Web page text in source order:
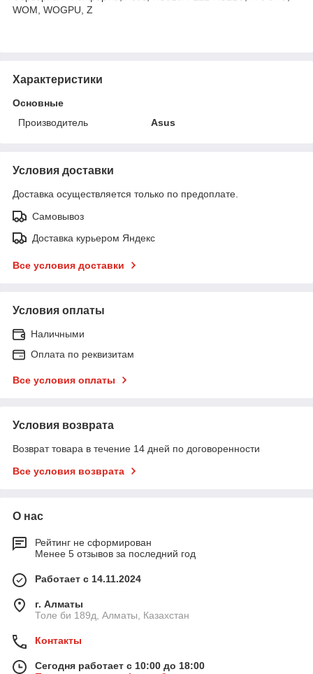
WOM, WOGPU, Z
Характеристики
Основные
Производитель
Asus
Условия доставки
Доставка осуществляется только по предоплате.
Самовывоз
Доставка курьером Яндекс
Все условия доставки
Условия оплаты
Наличными
Оплата по реквизитам
Все условия оплаты
Условия возврата
Возврат товара в течение 14 дней по договоренности
Все условия возврата
О нас
Рейтинг не сформирован
Менее 5 отзывов за последний год
Работает с 14.11.2024
г. Алматы
Толе би 189д, Алматы, Казахстан
Контакты
Сегодня работает с 10:00 до 18:00